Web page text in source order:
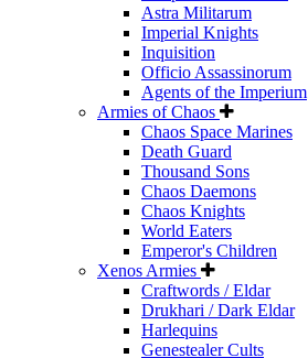
Astra Militarum
Imperial Knights
Inquisition
Officio Assassinorum
Agents of the Imperium
Armies of Chaos
Chaos Space Marines
Death Guard
Thousand Sons
Chaos Daemons
Chaos Knights
World Eaters
Emperor's Children
Xenos Armies
Craftwords / Eldar
Drukhari / Dark Eldar
Harlequins
Genestealer Cults